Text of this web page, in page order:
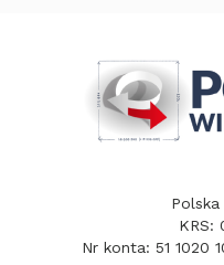
KRS:
Nr konta: 51 1020